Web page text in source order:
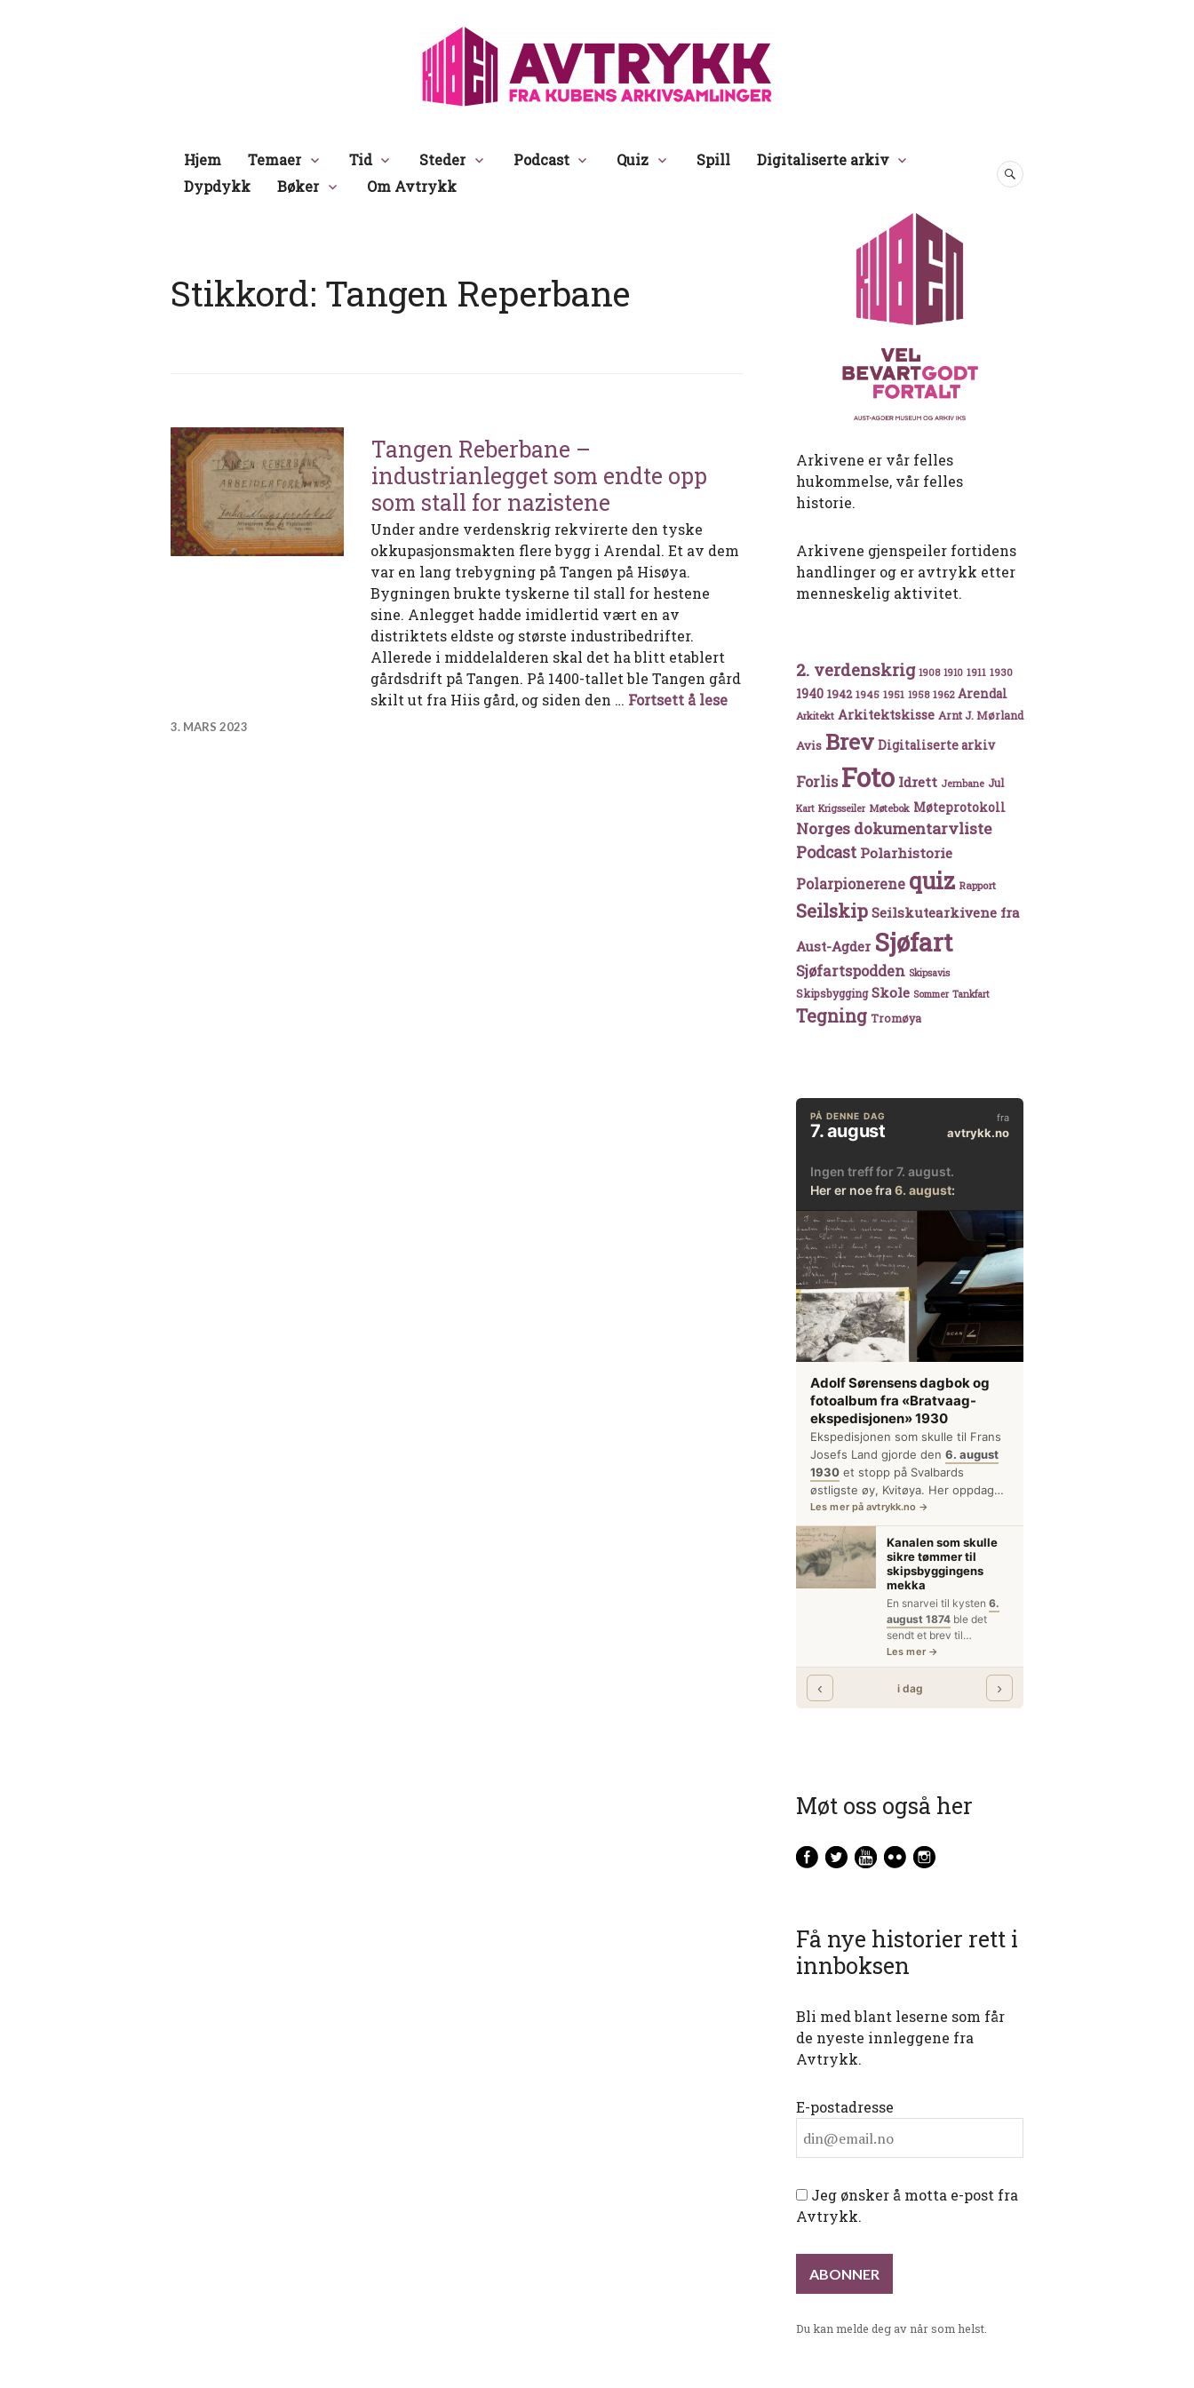
Avtrykk
Hjem Temaer Tid Steder Podcast Quiz Spill
Digitaliserte arkiv
Dypdykk
Bøker Om Avtrykk
SØK
Stikkord: Tangen Reperbane
Tangen Reberbane –
industrianlegget som endte opp
som stall for nazistene
Under andre verdenskrig rekvirerte den tyske
okkupasjonsmakten flere bygg i Arendal. Et av dem
var en lang trebygning på Tangen på Hisøya.
Bygningen brukte tyskerne til stall for hestene
sine. Anlegget hadde imidlertid vært en av
distriktets eldste og største industribedrifter.
Allerede i middelalderen skal det ha blitt etablert
gårdsdrift på Tangen. På 1400-tallet ble Tangen gård
skilt ut fra Hiis gård, og siden den … Fortsett å leseTangen Reberbane – industrianlegget som endte opp som stall
3. MARS 2023
Arkivene er vår felles
hukommelse, vår felles
historie.
Arkivene gjenspeiler fortidens
handlinger og er avtrykk etter
menneskelig aktivitet.
2. verdenskrig 1908 1910 1911 1930
1940 1942 1945 1951 1958 1962 Arendal
Arkitekt Arkitektskisse Arnt J. Mørland
Avis Brev Digitaliserte arkiv
Forlis Foto Idrett Jernbane Jul
Kart Krigsseiler Møtebok Møteprotokoll
Norges dokumentarvliste
Podcast Polarhistorie
Polarpionerene quiz Rapport
Seilskip Seilskutearkivene fra
Aust-Agder Sjøfart
Sjøfartspodden Skipsavis
Skipsbygging Skole Sommer Tankfart
Tegning Tromøya
Møt oss også her
Få nye historier rett i
innboksen
Bli med blant leserne som får
de nyeste innleggene fra
Avtrykk.
E-postadresse
Jeg ønsker å motta e-post fra
Avtrykk.
Du kan melde deg av når som helst.